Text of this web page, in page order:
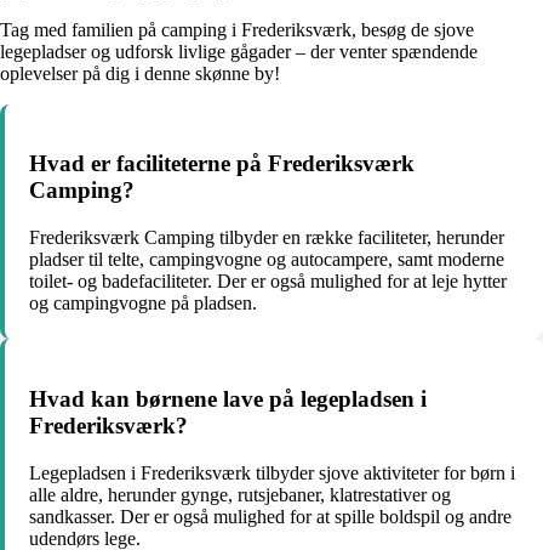
Tag med familien på camping i Frederiksværk, besøg de sjove
legepladser og udforsk livlige gågader – der venter spændende
oplevelser på dig i denne skønne by!
Hvad er faciliteterne på Frederiksværk
Camping?
Frederiksværk Camping tilbyder en række faciliteter, herunder
pladser til telte, campingvogne og autocampere, samt moderne
toilet- og badefaciliteter. Der er også mulighed for at leje hytter
og campingvogne på pladsen.
Hvad kan børnene lave på legepladsen i
Frederiksværk?
Legepladsen i Frederiksværk tilbyder sjove aktiviteter for børn i
alle aldre, herunder gynge, rutsjebaner, klatrestativer og
sandkasser. Der er også mulighed for at spille boldspil og andre
udendørs lege.